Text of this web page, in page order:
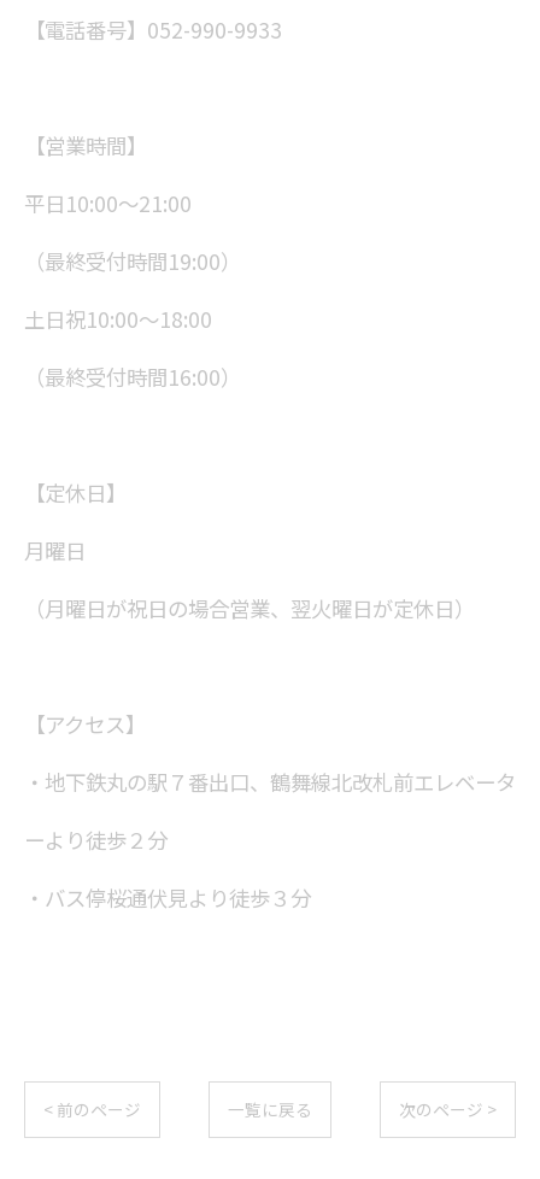
【電話番号】052-990-9933
【営業時間】
平日10:00～21:00
（最終受付時間19:00）
土日祝10:00～18:00
（最終受付時間16:00）
【定休日】
月曜日
（月曜日が祝日の場合営業、翌火曜日が定休日）
【アクセス】
・地下鉄丸の駅７番出口、鶴舞線北改札前エレベータ
ーより徒歩２分
・バス停桜通伏見より徒歩３分
< 前のページ 一覧に戻る 次のページ >